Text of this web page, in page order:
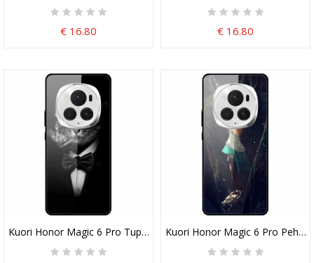
€ 16.80 € 16.80
Kuori Honor Magic 6 Pro Tupakoiva KissaKuori Honor Magic 6 Pro